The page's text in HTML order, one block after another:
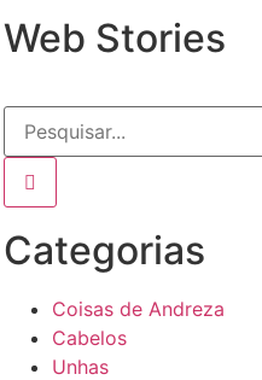
Web Stories
Categorias
Coisas de Andreza
Cabelos
Unhas